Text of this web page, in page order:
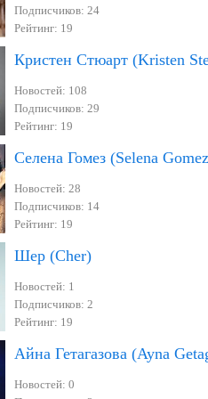
Подписчиков: 24
Рейтинг: 19
Кристен Стюарт (Kristen
Новостей: 108
Подписчиков: 29
Рейтинг: 19
Селена Гомез (Selena
Новостей: 28
Подписчиков: 14
Рейтинг: 19
Шер (Cher)
Новостей: 1
Подписчиков: 2
Рейтинг: 19
Айна Гетагазова (Ayna
Новостей: 0